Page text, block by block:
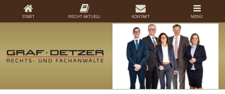
START RECHT AKTUELL KONTAKT MENÜ